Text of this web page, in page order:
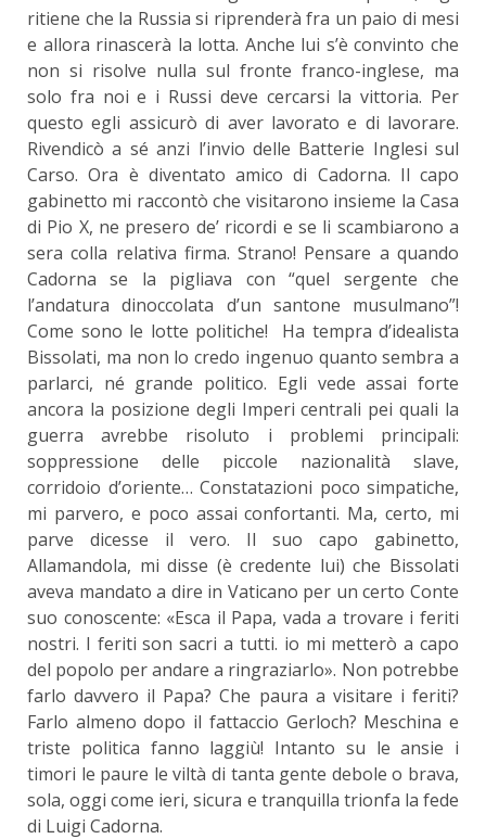
ritiene che la Russia si riprenderà fra un paio di mesi
e allora rinascerà la lotta. Anche lui s’è convinto che
non si risolve nulla sul fronte franco-inglese, ma
solo fra noi e i Russi deve cercarsi la vittoria. Per
questo egli assicurò di aver lavorato e di lavorare.
Rivendicò a sé anzi l’invio delle Batterie Inglesi sul
Carso. Ora è diventato amico di Cadorna. Il capo
gabinetto mi raccontò che visitarono insieme la Casa
di Pio X, ne presero de’ ricordi e se li scambiarono a
sera colla relativa firma. Strano! Pensare a quando
Cadorna se la pigliava con “quel sergente che
l’andatura dinoccolata d’un santone musulmano”!
Come sono le lotte politiche! Ha tempra d’idealista
Bissolati, ma non lo credo ingenuo quanto sembra a
parlarci, né grande politico. Egli vede assai forte
ancora la posizione degli Imperi centrali pei quali la
guerra avrebbe risoluto i problemi principali:
soppressione delle piccole nazionalità slave,
corridoio d’oriente… Constatazioni poco simpatiche,
mi parvero, e poco assai confortanti. Ma, certo, mi
parve dicesse il vero. Il suo capo gabinetto,
Allamandola, mi disse (è credente lui) che Bissolati
aveva mandato a dire in Vaticano per un certo Conte
suo conoscente: «Esca il Papa, vada a trovare i feriti
nostri. I feriti son sacri a tutti. io mi metterò a capo
del popolo per andare a ringraziarlo». Non potrebbe
farlo davvero il Papa? Che paura a visitare i feriti?
Farlo almeno dopo il fattaccio Gerloch? Meschina e
triste politica fanno laggiù! Intanto su le ansie i
timori le paure le viltà di tanta gente debole o brava,
sola, oggi come ieri, sicura e tranquilla trionfa la fede
di Luigi Cadorna.